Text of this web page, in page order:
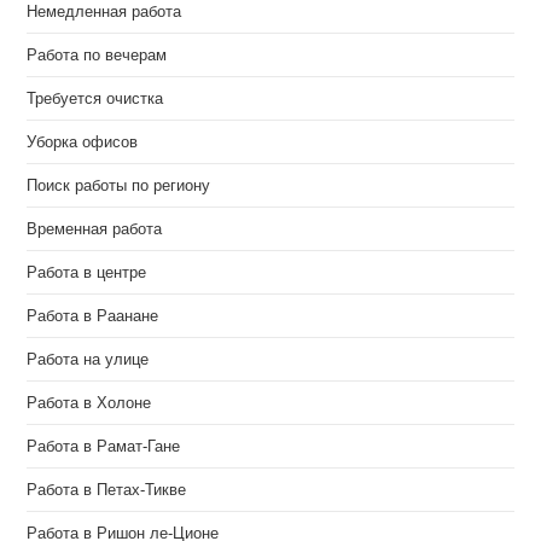
Немедленная работа
Работа по вечерам
Требуется очистка
Уборка офисов
Поиск работы по региону
Временная работа
Работа в центре
Работа в Раанане
Работа на улице
Работа в Холоне
Работа в Рамат-Гане
Работа в Петах-Тикве
Работа в Ришон ле-Ционе